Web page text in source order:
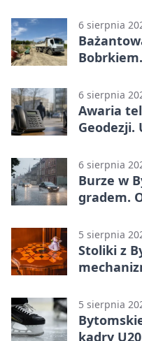
6 sierpnia
6 sierpnia
Awaria
Geodezji.
6 sierpnia
Burze w
gradem.
5 sierpnia
Stoliki z
5 sierpnia
kadry